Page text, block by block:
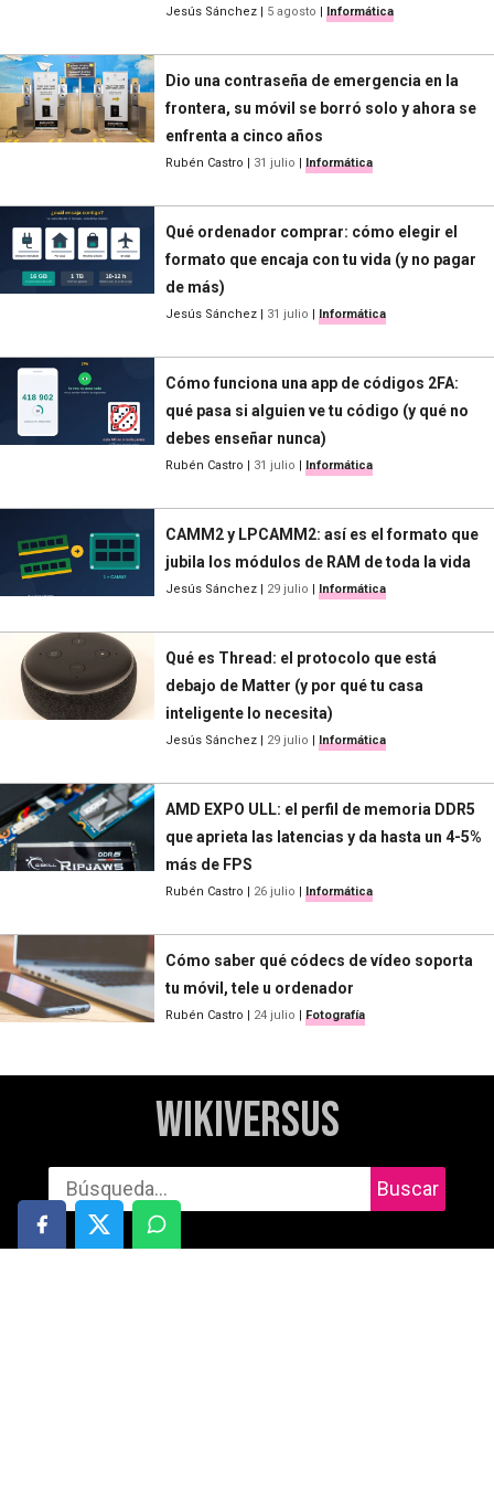
Jesús Sánchez 5 agosto Informática
Dio una contraseña de emergencia en la
frontera, su móvil se borró solo y ahora se
enfrenta a cinco años
Rubén Castro 31 julio Informática
Qué ordenador comprar: cómo elegir el
formato que encaja con tu vida (y no pagar
de más)
Jesús Sánchez 31 julio Informática
Cómo funciona una app de códigos 2FA:
qué pasa si alguien ve tu código (y qué no
debes enseñar nunca)
Rubén Castro 31 julio Informática
CAMM2 y LPCAMM2: así es el formato que
jubila los módulos de RAM de toda la vida
Jesús Sánchez 29 julio Informática
Qué es Thread: el protocolo que está
debajo de Matter (y por qué tu casa
inteligente lo necesita)
Jesús Sánchez 29 julio Informática
AMD EXPO ULL: el perfil de memoria DDR5
que aprieta las latencias y da hasta un 4-5%
más de FPS
Rubén Castro 26 julio Informática
Cómo saber qué códecs de vídeo soporta
tu móvil, tele u ordenador
Rubén Castro 24 julio Fotografía
WikiVersus
Buscar